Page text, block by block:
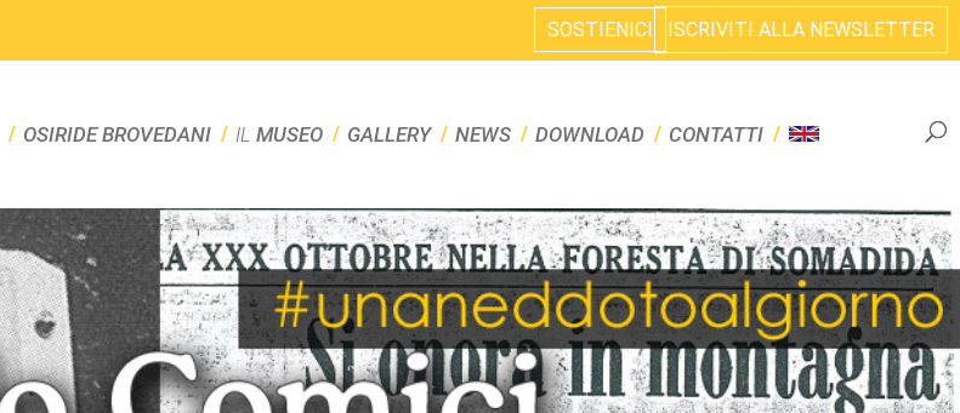
SOSTIENICI ISCRIVITI ALLA NEWSLETTER
OSIRIDE BROVEDANI IL MUSEO GALLERY NEWS DOWNLOAD CONTATTI